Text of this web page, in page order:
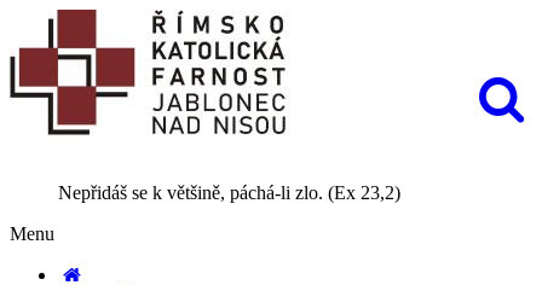
Nepřidáš se k většině, páchá-li zlo. (Ex 23,2)
Menu